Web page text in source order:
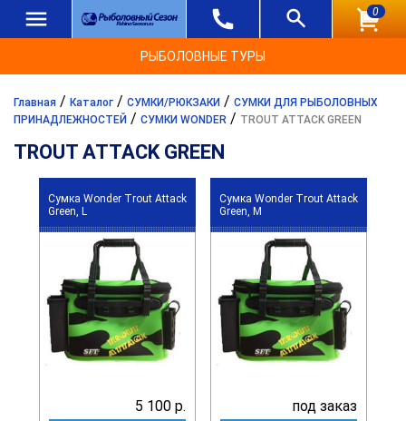
0
РЫБОЛОВНЫЕ ТУРЫ
Главная / Каталог / СУМКИ/РЮКЗАКИ / СУМКИ ДЛЯ РЫБОЛОВНЫХ
ПРИНАДЛЕЖНОСТЕЙ / СУМКИ WONDER / TROUT ATTACK GREEN
TROUT ATTACK GREEN
Сумка Wonder Trout Attack
Green, L
5 100 р.
Сумка Wonder Trout Attack
Green, M
под заказ